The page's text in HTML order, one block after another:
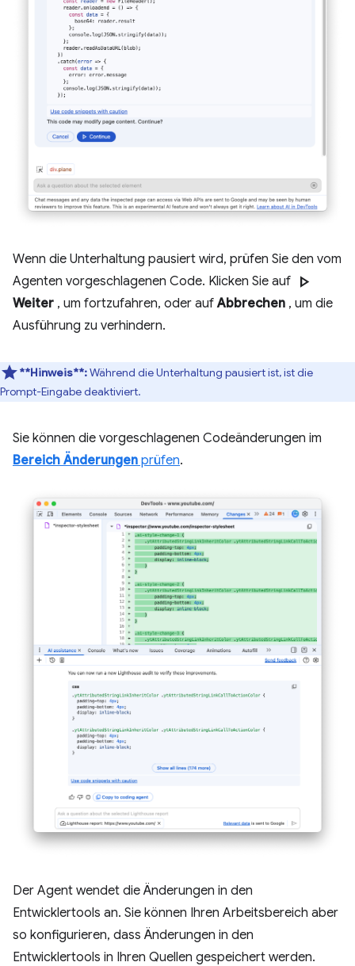
Wenn die Unterhaltung pausiert wird, prüfen Sie den vom
Agenten vorgeschlagenen Code. Klicken Sie auf play_arrow
Weiter , um fortzufahren, oder aufAbbrechen , um die
Ausführung zu verhindern.
**Hinweis**:Während die Unterhaltung pausiert ist, ist die
Prompt-Eingabe deaktiviert.
Sie können die vorgeschlagenen Codeänderungen im
Bereich Änderungen prüfen.
Der Agent wendet die Änderungen in den
Entwicklertools an. Sie können Ihren Arbeitsbereich aber
so konfigurieren, dass Änderungen in den
Entwicklertools in Ihren Quellen gespeichert werden.